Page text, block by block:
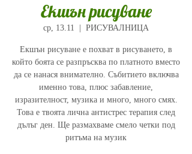
Екшън рисуване
ср, 13.11 РИСУВАЛНИЦА
Екшън рисуване е похват в рисуването, в
който боята се разпръсква по платното вместо
да се нанася внимателно. Събитието включва
именно това, плюс забавление,
изразителност, музика и много, много смях.
Това е твоята лична антистрес терапия след
дълъг ден. Ще размахваме смело четки под
ритъма на музик